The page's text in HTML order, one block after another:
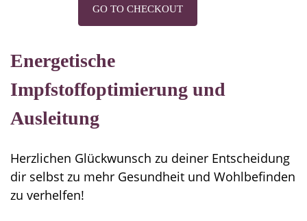
GO TO CHECKOUT
Energetische
Impfstoffoptimierung und
Ausleitung
Herzlichen Glückwunsch zu deiner Entscheidung
dir selbst zu mehr Gesundheit und Wohlbefinden
zu verhelfen!